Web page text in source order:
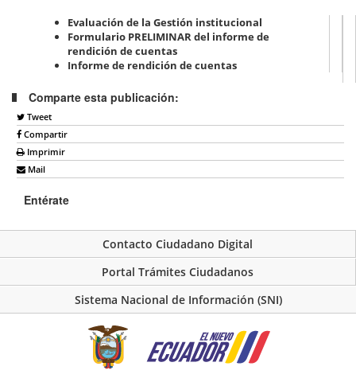
Evaluación de la Gestión institucional
Formulario PRELIMINAR del informe de
rendición de cuentas
Informe de rendición de cuentas
Comparte esta publicación:
Tweet
Compartir
Imprimir
Mail
Entérate
Contacto Ciudadano Digital
Portal Trámites Ciudadanos
Sistema Nacional de Información (SNI)